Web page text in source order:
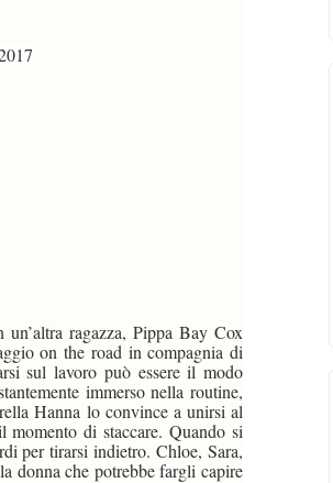
ragazza, Pippa Bay Cox
on the road in compagnia di
sul lavoro può essere il modo
immerso nella routine,
Hanna lo convince a unirsi al
di staccare. Quando si
per tirarsi indietro. Chloe, Sara,
donna che potrebbe fargli capire